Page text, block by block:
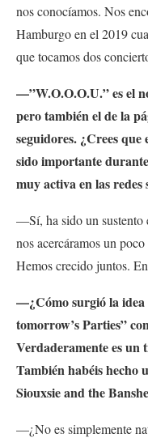
nos conocíamos. Nos
Hamburgo en el 2019
que tocamos dos
—”W.O.O.O.U.” es el
pero también el de la
seguidores. ¿Crees
sido importante
muy activa en las redes
—Sí, ha sido un sustento
nos acercáramos un
Hemos crecido juntos.
—¿Cómo surgió la idea
tomorrow’s Parties”
Verdaderamente es un
También habéis hecho
Siouxsie and the
—¿No es simplemente